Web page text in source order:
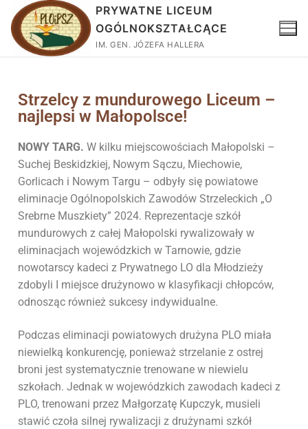
PRYWATNE LICEUM
OGÓLNOKSZTAŁCĄCE
IM. GEN. JÓZEFA HALLERA
Strzelcy z mundurowego Liceum –
najlepsi w Małopolsce!
NOWY TARG. W kilku miejscowościach Małopolski –
Suchej Beskidzkiej, Nowym Sączu, Miechowie,
Gorlicach i Nowym Targu – odbyły się powiatowe
eliminacje Ogólnopolskich Zawodów Strzeleckich „O
Srebrne Muszkiety” 2024. Reprezentacje szkół
mundurowych z całej Małopolski rywalizowały w
eliminacjach wojewódzkich w Tarnowie, gdzie
nowotarscy kadeci z Prywatnego LO dla Młodzieży
zdobyli I miejsce drużynowo w klasyfikacji chłopców,
odnosząc również sukcesy indywidualne.
Podczas eliminacji powiatowych drużyna PLO miała
niewielką konkurencję, ponieważ strzelanie z ostrej
broni jest systematycznie trenowane w niewielu
szkołach. Jednak w wojewódzkich zawodach kadeci z
PLO, trenowani przez Małgorzatę Kupczyk, musieli
stawić czoła silnej rywalizacji z drużynami szkół